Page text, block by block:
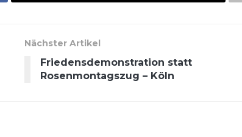
Nächster Artikel
Friedensdemonstration statt
Rosenmontagszug – Köln